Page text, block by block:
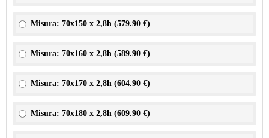
Misura: 70x150 x 2,8h (579.90 €)
Misura: 70x160 x 2,8h (589.90 €)
Misura: 70x170 x 2,8h (604.90 €)
Misura: 70x180 x 2,8h (609.90 €)